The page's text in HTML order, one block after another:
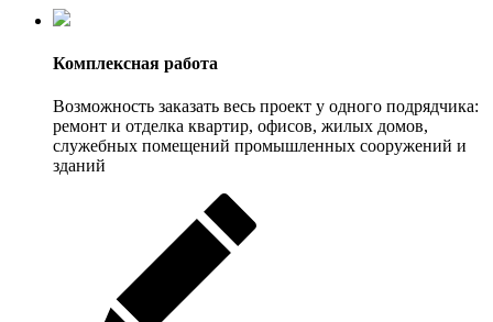
Комплексная работа
Возможность заказать весь проект у одного подрядчика:
ремонт и отделка квартир, офисов, жилых домов,
служебных помещений промышленных сооружений и
зданий